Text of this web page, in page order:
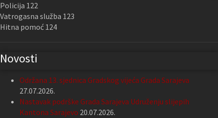
Policija 122
Vatrogasna služba 123
Hitna pomoć 124
Novosti
Održana 13. sjednica Gradskog vijeća Grada Sarajeva
27.07.2026.
Nastavak podrške Grada Sarajeva Udruženju slijepih
Kantona Sarajevo 20.07.2026.